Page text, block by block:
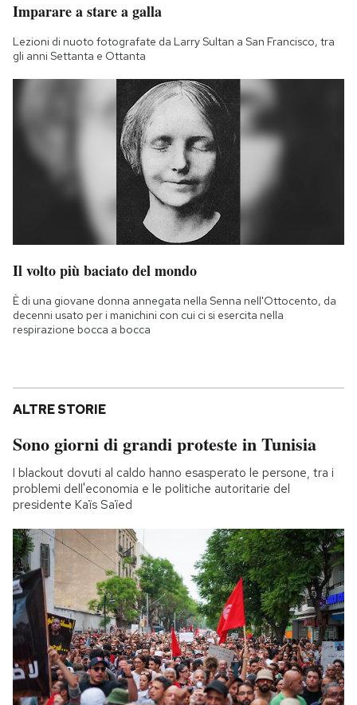
Imparare a stare a galla
Lezioni di nuoto fotografate da Larry Sultan a San Francisco, tra
gli anni Settanta e Ottanta
Il volto più baciato del mondo
È di una giovane donna annegata nella Senna nell'Ottocento, da
decenni usato per i manichini con cui ci si esercita nella
respirazione bocca a bocca
ALTRE STORIE
Sono giorni di grandi proteste in Tunisia
I blackout dovuti al caldo hanno esasperato le persone, tra i
problemi dell'economia e le politiche autoritarie del
presidente Kaïs Saïed